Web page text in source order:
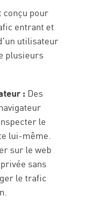
conçu pour
entrant et
utilisateur
plusieurs
: Des
le
lui-même.
sur le web
sans
le trafic